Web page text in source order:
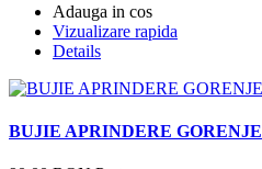
Adauga in cos
Vizualizare rapida
Details
BUJIE APRINDERE GORENJE